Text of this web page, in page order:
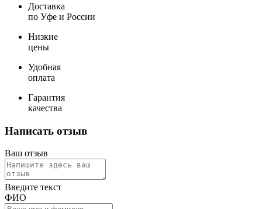
Доставка
по Уфе и России
Низкие
цены
Удобная
оплата
Гарантия
качества
Написать отзыв
Ваш отзыв
Введите текст
ФИО